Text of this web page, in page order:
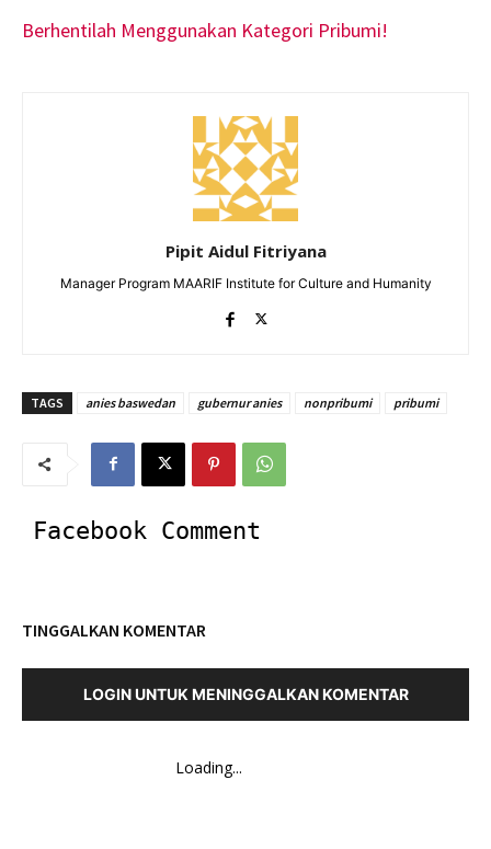
Berhentilah Menggunakan Kategori Pribumi!
Pipit Aidul Fitriyana
Manager Program MAARIF Institute for Culture and Humanity
TAGS anies baswedan gubernur anies nonpribumi pribumi
Facebook Comment
TINGGALKAN KOMENTAR
LOGIN UNTUK MENINGGALKAN KOMENTAR
Loading...